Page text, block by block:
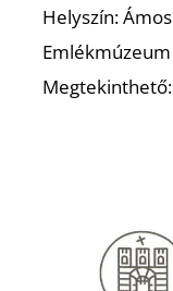
Helyszín:
Emlékmúzeum